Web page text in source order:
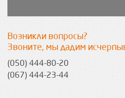
Возникли вопросы?
Звоните, мы дадим
(050) 444-80-20
(067) 444-23-44